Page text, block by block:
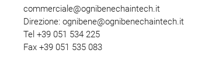
commerciale@ognibenechaintech.it
Direzione: ognibene@ognibenechaintech.it
Tel +39 051 534 225
Fax +39 051 535 083